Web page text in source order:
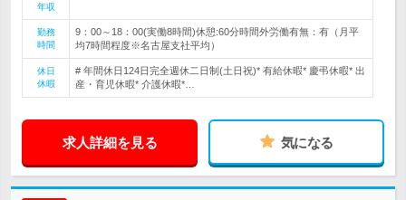
年収
勤務
時間
9：00～18：00(実働8時間)休憩:60分時間外労働有無：有（月平
均7時間程度※名古屋支社平均）
休日
休暇
# 年間休日124日完全週休二日制(土日祝)* 有給休暇* 慶弔休暇* 出
産・育児休暇* 介護休暇*…
求人詳細を見る 気になる